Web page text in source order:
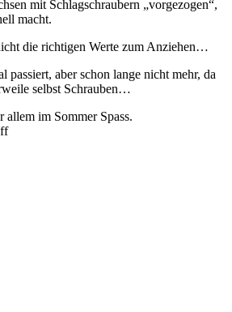
mit Schlagschraubern „vorgezogen“,
macht.
die richtigen Werte zum Anziehen…
passiert, aber schon lange nicht mehr, da
selbst Schrauben…
allem im Sommer Spass.